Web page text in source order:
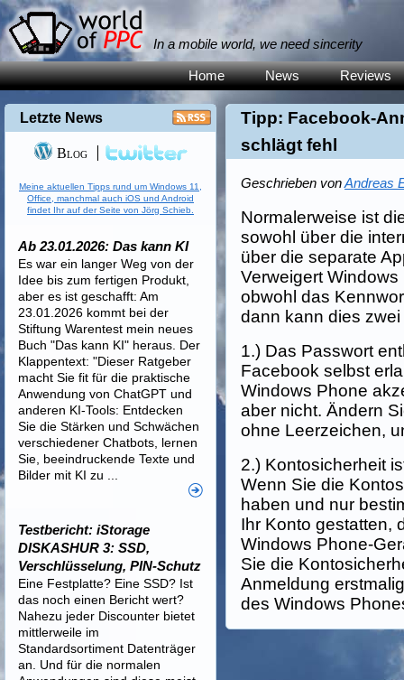
In a mobile world, we need sincerity
Home News Reviews
Tipp: Facebook-
schlägt fehl
Geschrieben vonAndreas
Normalerweise ist
sowohl über die
über die separate
Verweigert
obwohl das
dann kann dies
1.) Das Passwort
Facebook selbst
Windows Phone
aber nicht. Ändern
ohne Leerzeichen,
2.) Kontosicherheit
Wenn Sie die
haben und nur
Ihr Konto gestatten,
Windows Phone-
Sie die
Anmeldung
des Windows
Letzte News
Blog
Meine aktuellen Tipps rund um Windows 11,
Office, manchmal auch iOS und Android
findet Ihr auf der Seite von Jörg Schieb.
Ab 23.01.2026: Das kann KI
Es war ein langer Weg von der
Idee bis zum fertigen Produkt,
aber es ist geschafft: Am
23.01.2026 kommt bei der
Stiftung Warentest mein neues
Buch "Das kann KI" heraus. Der
Klappentext: "Dieser Ratgeber
macht Sie fit für die praktische
Anwendung von ChatGPT und
anderen KI-Tools: Entdecken
Sie die Stärken und Schwächen
verschiedener Chatbots, lernen
Sie, beeindruckende Texte und
Bilder mit KI zu ...
Testbericht: iStorage
DISKASHUR 3: SSD,
Verschlüsselung, PIN-Schutz
Eine Festplatte? Eine SSD? Ist
das noch einen Bericht wert?
Nahezu jeder Discounter bietet
mittlerweile im
Standardsortiment Datenträger
an. Und für die normalen